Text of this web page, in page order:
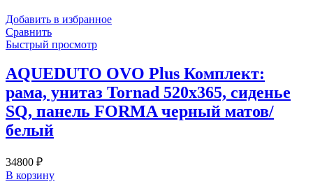
Добавить в избранное
Сравнить
Быстрый просмотр
AQUEDUTO OVO Plus Комплект:
рама, унитаз Tornad 520х365, сиденье
SQ, панель FORMA черный матов/
белый
34800 ₽
В корзину